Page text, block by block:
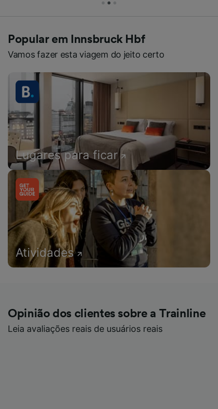
Popular em Innsbruck Hbf
Vamos fazer esta viagem do jeito certo
Lugares para ficar
Atividades
Opinião dos clientes sobre a Trainline
Leia avaliações reais de usuários reais